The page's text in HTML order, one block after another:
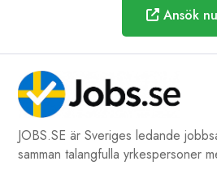
Ansök nu
JOBS.SE är Sveriges ledande
samman talangfulla yrkespersoner